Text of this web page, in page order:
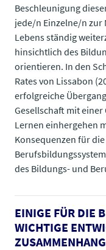
Beschleunigung
jede/n Einzelne/n zur
Lebens ständig
hinsichtlich des
orientieren. In den
Rates von Lissabon
erfolgreiche
Gesellschaft mit
Lernen einhergehen
Konsequenzen für
des Bildungs- und
EINIGE FÜR DIE
WICHTIGE
ZUSAMMENHANG